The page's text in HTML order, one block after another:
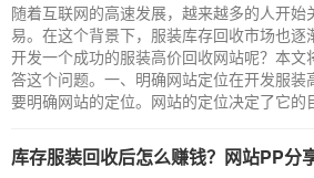
随着互联网的高速发展，越来越多的人开始
易。在这个背景下，服装库存回收市场也
开发一个成功的服装高价回收网站呢？本文
答这个问题。一、明确网站定位在开发服装
要明确网站的定位。网站的定位决定了它的
库存服装回收后怎么赚钱？网站PP分享经验，服装高价回收平台助你轻